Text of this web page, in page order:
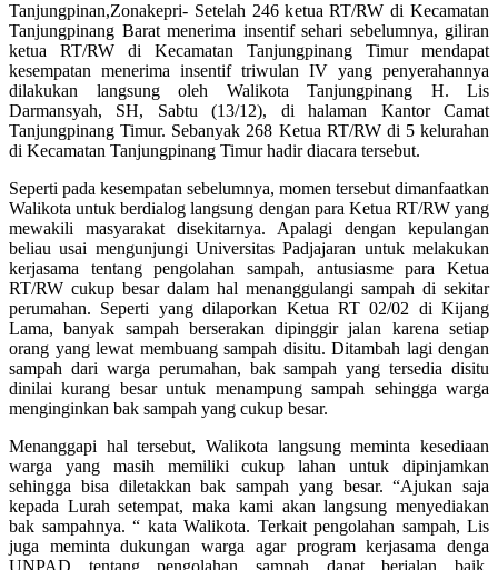
Tanjungpinan,Zonakepri- Setelah 246 ketua RT/RW di Kecamatan
Tanjungpinang Barat menerima insentif sehari sebelumnya, giliran
ketua RT/RW di Kecamatan Tanjungpinang Timur mendapat
kesempatan menerima insentif triwulan IV yang penyerahannya
dilakukan langsung oleh Walikota Tanjungpinang H. Lis
Darmansyah, SH, Sabtu (13/12), di halaman Kantor Camat
Tanjungpinang Timur. Sebanyak 268 Ketua RT/RW di 5 kelurahan
di Kecamatan Tanjungpinang Timur hadir diacara tersebut.
Seperti pada kesempatan sebelumnya, momen tersebut dimanfaatkan
Walikota untuk berdialog langsung dengan para Ketua RT/RW yang
mewakili masyarakat disekitarnya. Apalagi dengan kepulangan
beliau usai mengunjungi Universitas Padjajaran untuk melakukan
kerjasama tentang pengolahan sampah, antusiasme para Ketua
RT/RW cukup besar dalam hal menanggulangi sampah di sekitar
perumahan. Seperti yang dilaporkan Ketua RT 02/02 di Kijang
Lama, banyak sampah berserakan dipinggir jalan karena setiap
orang yang lewat membuang sampah disitu. Ditambah lagi dengan
sampah dari warga perumahan, bak sampah yang tersedia disitu
dinilai kurang besar untuk menampung sampah sehingga warga
menginginkan bak sampah yang cukup besar.
Menanggapi hal tersebut, Walikota langsung meminta kesediaan
warga yang masih memiliki cukup lahan untuk dipinjamkan
sehingga bisa diletakkan bak sampah yang besar. “Ajukan saja
kepada Lurah setempat, maka kami akan langsung menyediakan
bak sampahnya. “ kata Walikota. Terkait pengolahan sampah, Lis
juga meminta dukungan warga agar program kerjasama denga